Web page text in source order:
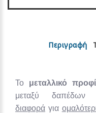
Περιγραφή
Το μεταλλικό
μεταξύ
διαφορά για